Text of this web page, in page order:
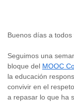
Buenos días a todos
Seguimos una
bloque del MOOC
la educación
convivir en el
a repasar lo que ha